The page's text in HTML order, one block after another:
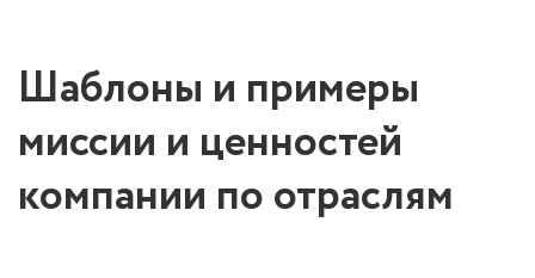
Шаблоны и примеры
миссии и ценностей
компании по отраслям